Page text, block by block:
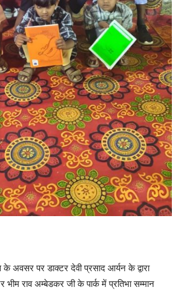
के अवसर पर डाक्टर देवी प्रसाद आर्यन के द्वारा
भीम राव अम्बेडकर जी के पार्क में प्रतिभा सम्मान